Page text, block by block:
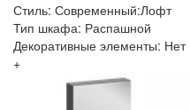
Стиль: Современный:Лофт
Тип шкафа: Распашной
Декоративные элементы: Нет
+